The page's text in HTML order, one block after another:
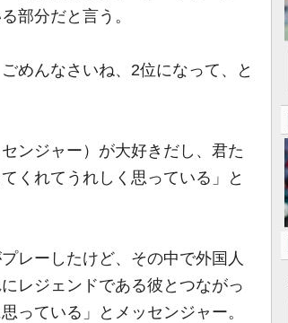
部分だと言う。
めんなさいね、2位になって、と
ンジャー）が大好きだし、君た
くれてうれしく思っている」と
レーしたけど、その中で外国人
レジェンドである彼とつながっ
っている」とメッセンジャー。